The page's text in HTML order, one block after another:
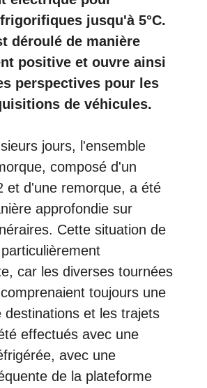
jusqu'à 5°C.
déroulé de manière
positive et ouvre ainsi
perspectives pour les
de véhicules.
jours, l'ensemble
composé d'un
et d'une remorque, a été
approfondie sur
Cette situation de
car les diverses tournées
toujours une
destinations et les trajets
effectués avec une
avec une
de la plateforme